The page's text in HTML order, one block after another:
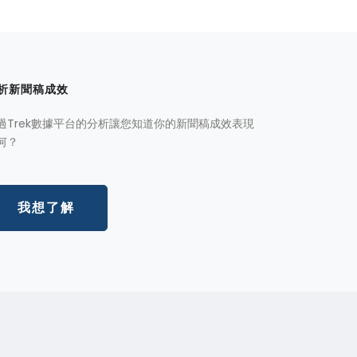
新聞稿成效
Trek數據平台的分析讓您知道你的新聞稿成效表現
？
我想了解